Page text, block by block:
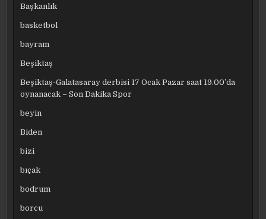
Başkanlık
basketbol
bayram
Beşiktaş
Beşiktaş-Galatasaray derbisi 17 Ocak Pazar saat 19.00’da
oynanacak – Son Dakika Spor
beyin
Biden
bizi
bıçak
bodrum
borcu